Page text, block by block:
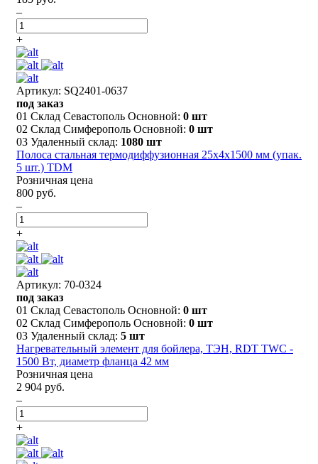
–
+
Артикул: SQ2401-0637
под заказ
01 Склад Севастополь Основной: 0 шт
02 Склад Симферополь Основной: 0 шт
03 Удаленный склад: 1080 шт
Полоса стальная термодиффузионная 25х4х1500 мм (упак.
5 шт.) TDM
Розничная цена
800 руб.
–
+
Артикул: 70-0324
под заказ
01 Склад Севастополь Основной: 0 шт
02 Склад Симферополь Основной: 0 шт
03 Удаленный склад: 5 шт
Нагревательный элемент для бойлера, ТЭН, RDT TWC -
1500 Вт, диаметр фланца 42 мм
Розничная цена
2 904 руб.
–
+